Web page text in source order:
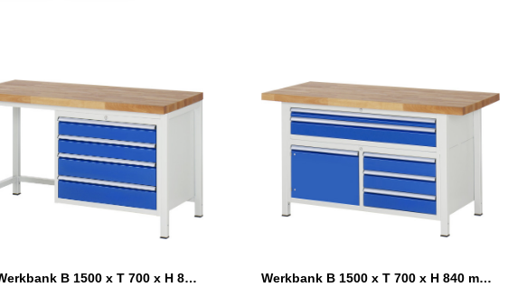
RAU Werkbank B 1500 x T 700 x H 840 mm mit 4 Schubladen
Werkbank B 1500 x T 700 x H 840 mm Flächenlast max. 1250 kg